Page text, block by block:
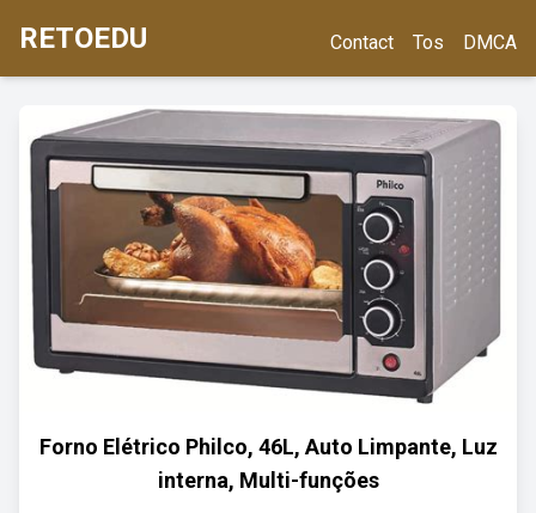
RETOEDU Contact Tos DMCA
Forno Elétrico Philco, 46L, Auto Limpante, Luz
interna, Multi-funções